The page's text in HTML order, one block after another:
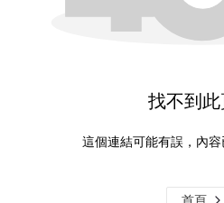
找不到
這個連結可能有誤，內容